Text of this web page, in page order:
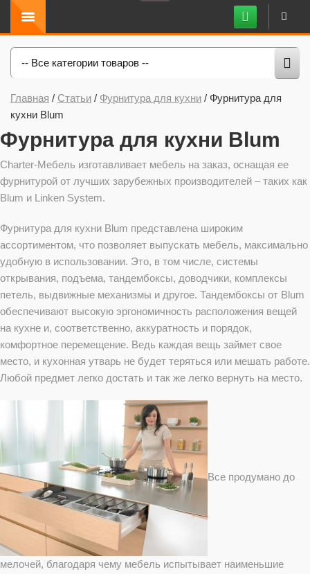
-- Все категории товаров --
Главная / Статьи / Фурнитура для кухни / Фурнитура для
кухни Blum
Фурнитура для кухни Blum
Charter-Мебель изготавливает мебель на заказ, оснащая ее
фурнитурой от лучших зарубежных производителей – таких как
Blum и Linken System.
Фурнитура для кухни Blum представлена широким
ассортиментом, что позволяет выпускать мебель, максимально
удобную в использовании. Это, в том числе, системы
открывания, подъема, тандембоксы, доводчики, комплексы
петель, выдвижные механизмы и другое. Тандембоксы от Blum
обеспечивают высокую эргономичность расположения вещей
на кухне и, соответственно, аккуратность и порядок,
комфортное перемещение. Ведь каждая вещь займет свое
место, и кухонная утварь не будет теряться или мешать работе.
Любой предмет легко достать и так же легко вернуть на место.
Все продумано до
мелочей, благодаря чему мебель испытывает наименьшие